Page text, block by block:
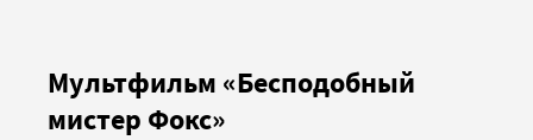
Мультфильм «Бесподобный
мистер Фокс»